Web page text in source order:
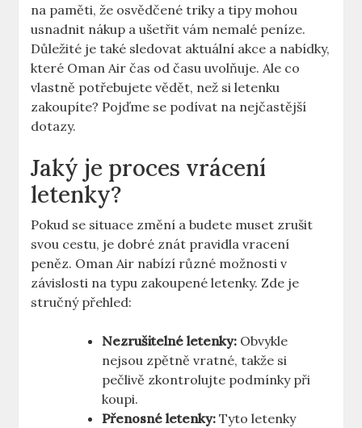
na paměti, že osvědčené triky a tipy mohou
usnadnit nákup a ušetřit vám nemalé peníze.
Důležité je také sledovat aktuální akce a nabídky,
které Oman Air čas od času uvolňuje. Ale co
vlastně potřebujete vědět, než si letenku
zakoupíte? Pojďme se podívat na nejčastější
dotazy.
Jaký je proces vrácení
letenky?
Pokud se situace změní a budete muset zrušit
svou cestu, je dobré znát pravidla vracení
peněz. Oman Air nabízí různé možnosti v
závislosti na typu zakoupené letenky. Zde je
stručný přehled:
Nezrušitelné letenky: Obvykle
nejsou zpětně vratné, takže si
pečlivě zkontrolujte podmínky při
koupi.
Přenosné letenky: Tyto letenky